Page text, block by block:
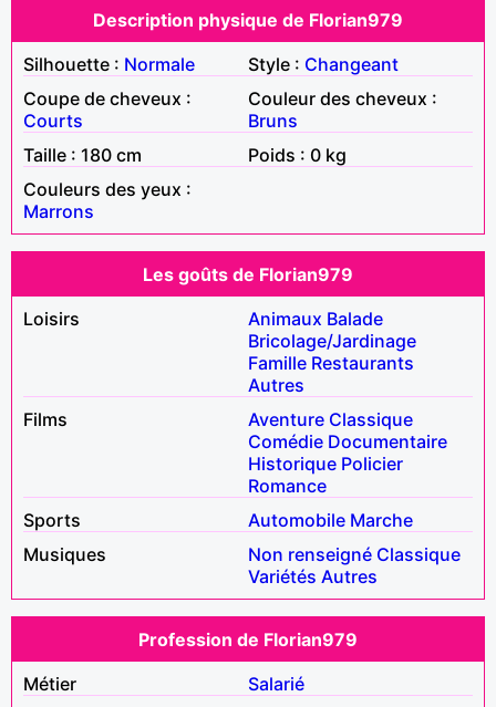
Description physique de Florian979
Silhouette : Normale Style : Changeant
Coupe de cheveux :
Courts
Couleur des cheveux :
Bruns
Taille : 180 cm
Poids : 0 kg
Couleurs des yeux :
Marrons
Les goûts de Florian979
Loisirs
Animaux Balade
Bricolage/Jardinage
Famille Restaurants
Autres
Films
Aventure Classique
Comédie Documentaire
Historique Policier
Romance
Sports
Automobile Marche
Musiques
Non renseigné Classique
Variétés Autres
Profession de Florian979
Métier
Salarié